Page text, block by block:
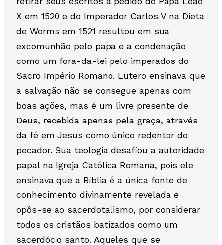
X em 1520 e do Imperador Carlos V na Dieta
de Worms em 1521 resultou em sua
excomunhão pelo papa e a condenação
como um fora-da-lei pelo imperados do
Sacro Império Romano. Lutero ensinava que
a salvação não se consegue apenas com
boas ações, mas é um livre presente de
Deus, recebida apenas pela graça, através
da fé em Jesus como único redentor do
pecador. Sua teologia desafiou a autoridade
papal na Igreja Católica Romana, pois ele
ensinava que a Bíblia é a única fonte de
conhecimento divinamente revelada e
opôs-se ao sacerdotalismo, por considerar
todos os cristãos batizados como um
sacerdócio santo. Aqueles que se